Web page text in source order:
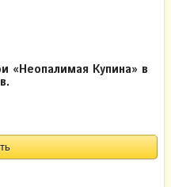
«Неопалимая Купина» в